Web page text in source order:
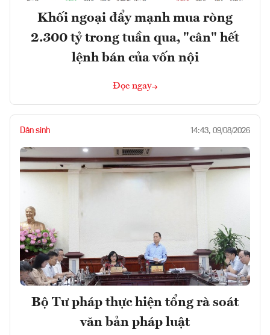
Khối ngoại đẩy mạnh mua ròng
2.300 tỷ trong tuần qua, "cân" hết
lệnh bán của vốn nội
Đọc ngay
Dân sinh 14:43, 09/08/2026
Bộ Tư pháp thực hiện tổng rà soát
văn bản pháp luật